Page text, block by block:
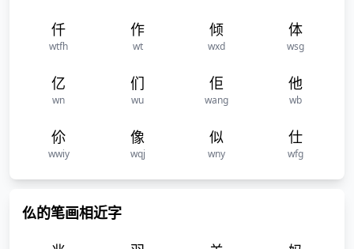
仟
wtfh
作
wt
倾
wxd
体
wsg
亿
wn
们
wu
佢
wang
他
wb
伱
wwiy
像
wqj
似
wny
仕
wfg
仫的笔画相近字